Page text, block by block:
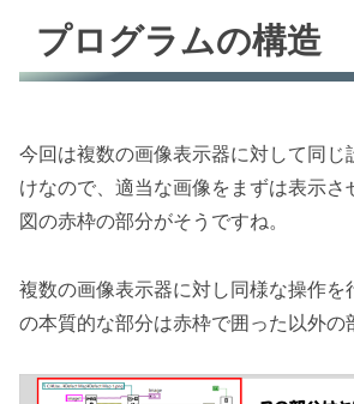
プログラムの構造
今回は複数の画像表示器に対して同じ
けなので、適当な画像をまずは表示さ
図の赤枠の部分がそうですね。
複数の画像表示器に対し同様な操作を
の本質的な部分は赤枠で囲った以外の